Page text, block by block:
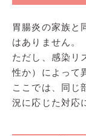
胃腸炎の家族と
はありません。
ただし、感染リ
性か）によって
ここでは、同じ
況に応じた対応